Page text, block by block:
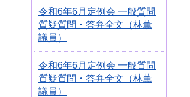
令和6年6月定例会 一般質問
質疑質問・答弁全文（林薫
議員）
令和6年6月定例会 一般質問
質疑質問・答弁全文（林薫
議員）